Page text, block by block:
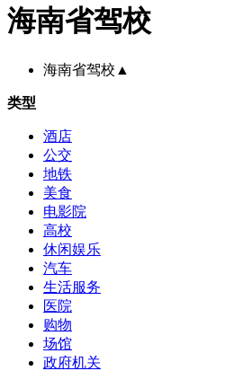
海南省驾校
海南省驾校 ▲
类型
酒店
公交
地铁
美食
电影院
高校
休闲娱乐
汽车
生活服务
医院
购物
场馆
政府机关